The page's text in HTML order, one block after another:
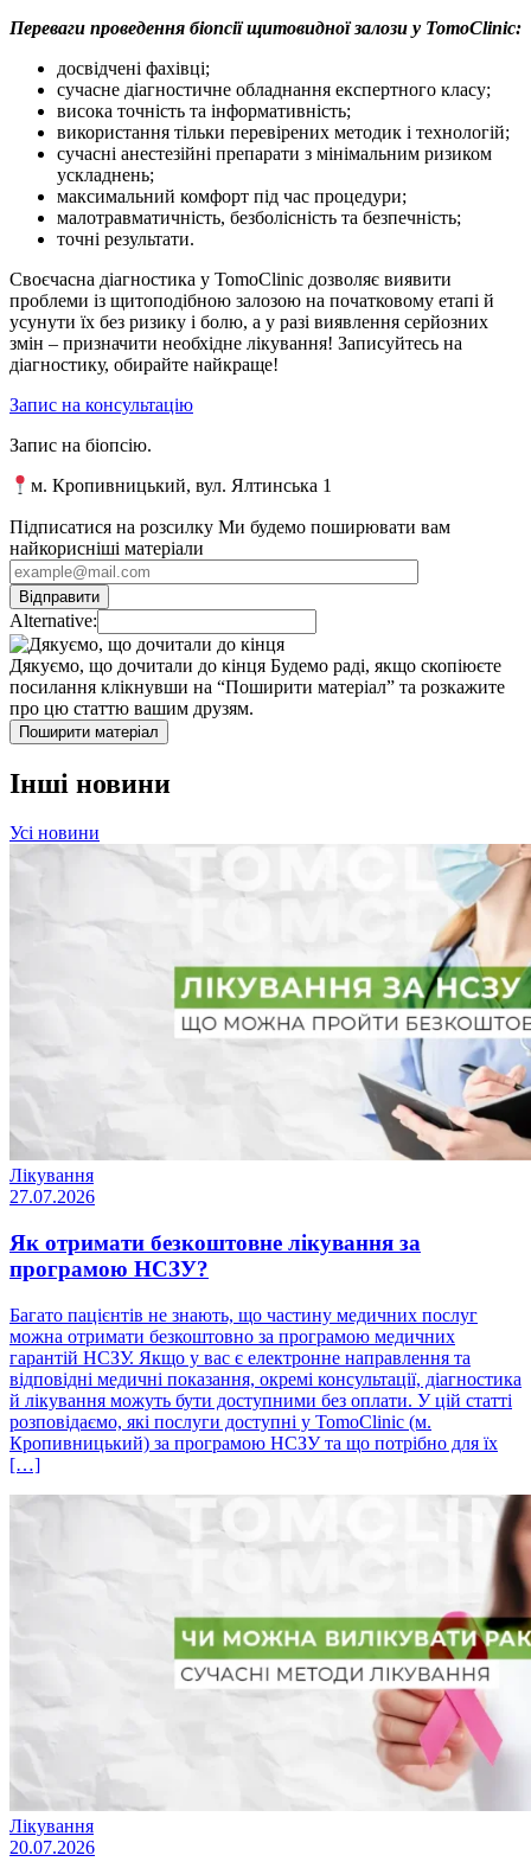
Переваги проведення біопсії щитовидної залози у TomoClinic:
досвідчені фахівці;
сучасне діагностичне обладнання експертного класу;
висока точність та інформативність;
використання тільки перевірених методик і технологій;
сучасні анестезійні препарати з мінімальним ризиком
ускладнень;
максимальний комфорт під час процедури;
малотравматичність, безболісність та безпечність;
точні результати.
Своєчасна діагностика у TomoClinic дозволяє виявити
проблеми із щитоподібною залозою на початковому етапі й
усунути їх без ризику і болю, а у разі виявлення серйозних
змін – призначити необхідне лікування! Записуйтесь на
діагностику, обирайте найкраще!
Запис на консультацію
Запис на біопсію.
м. Кропивницький, вул. Ялтинська 1
Підписатися на розсилку Ми будемо поширювати вам
найкорисніші матеріали
Alternative:
Дякуємо, що дочитали до кінця Будемо раді, якщо скопіюєте
посилання клікнувши на “Поширити матеріал” та розкажите
про цю статтю вашим друзям.
Поширити матеріал
Інші новини
Усі новини
Лікування
27.07.2026
Як отримати безкоштовне лікування за
програмою НСЗУ?
Багато пацієнтів не знають, що частину медичних послуг
можна отримати безкоштовно за програмою медичних
гарантій НСЗУ. Якщо у вас є електронне направлення та
відповідні медичні показання, окремі консультації, діагностика
й лікування можуть бути доступними без оплати. У цій статті
розповідаємо, які послуги доступні у TomoClinic (м.
Кропивницький) за програмою НСЗУ та що потрібно для їх
[…]
Лікування
20.07.2026